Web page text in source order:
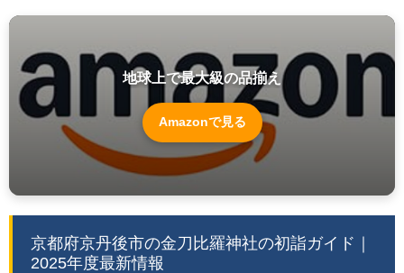
地球上で最大級の品揃え
Amazonで見る
京都府京丹後市の金刀比羅神社の初詣ガイド｜
2025年度最新情報